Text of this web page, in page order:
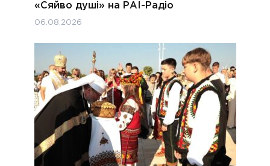
«Сяйво душі» на РАІ-Радіо
06.08.2026